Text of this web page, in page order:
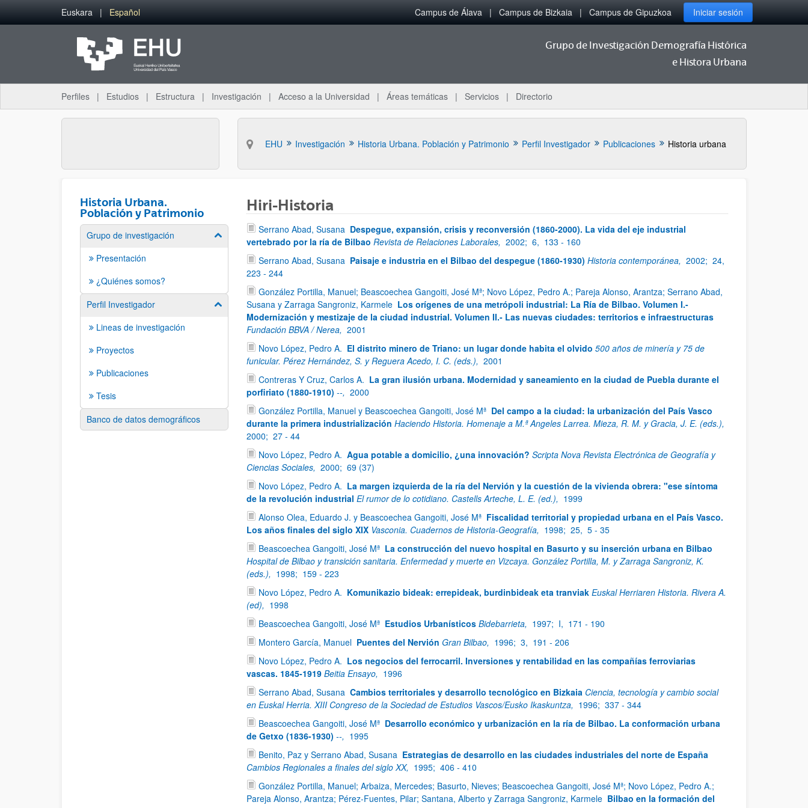
Saltar al contenido principal
Euskara Español Campus de Álava Campus de Bizkaia Campus de Gipuzkoa Iniciar sesión
Grupo de Investigación Demografía Histórica
e Histora Urbana
Perfiles Estudios Estructura Investigación Acceso a la Universidad Áreas temáticas Servicios Directorio
EHU Investigación Historia Urbana. Población y Patrimonio Perfil Investigador Publicaciones Historia urbana
Historia Urbana.
Población y Patrimonio
Grupo de investigación Mostrar/ocultar subpáginas
Presentación
¿Quiénes somos?
Perfil Investigador
Mostrar/ocultar subpáginas
Lineas de investigación
Proyectos
Publicaciones
Tesis
Banco de datos demográficos
Hiri-Historia
Serrano Abad, Susana Despegue, expansión, crisis y reconversión (1860-2000). La vida del eje industrial
vertebrado por la ría de Bilbao Revista de Relaciones Laborales, 2002; 6, 133 - 160
Serrano Abad, Susana Paisaje e industria en el Bilbao del despegue (1860-1930) Historia contemporánea, 2002; 24,
223 - 244
González Portilla, Manuel; Beascoechea Gangoiti, José Mª; Novo López, Pedro A.; Pareja Alonso, Arantza; Serrano Abad,
Susana y Zarraga Sangroniz, Karmele Los orígenes de una metrópoli industrial: La Ría de Bilbao. Volumen I.-
Modernización y mestizaje de la ciudad industrial. Volumen II.- Las nuevas ciudades: territorios e infraestructuras
Fundación BBVA / Nerea, 2001
Novo López, Pedro A. El distrito minero de Triano: un lugar donde habita el olvido 500 años de minería y 75 de
funicular. Pérez Hernández, S. y Reguera Acedo, I. C. (eds.), 2001
Contreras Y Cruz, Carlos A. La gran ilusión urbana. Modernidad y saneamiento en la ciudad de Puebla durante el
porfiriato (1880-1910) --, 2000
González Portilla, Manuel y Beascoechea Gangoiti, José Mª Del campo a la ciudad: la urbanización del País Vasco
durante la primera industrialización Haciendo Historia. Homenaje a M.ª Angeles Larrea. Mieza, R. M. y Gracia, J. E. (eds.),
2000; 27 - 44
Novo López, Pedro A. Agua potable a domicilio, ¿una innovación? Scripta Nova Revista Electrónica de Geografía y
Ciencias Sociales, 2000; 69 (37)
Novo López, Pedro A. La margen izquierda de la ría del Nervión y la cuestión de la vivienda obrera: "ese síntoma
de la revolución industrial El rumor de lo cotidiano. Castells Arteche, L. E. (ed.), 1999
Alonso Olea, Eduardo J. y Beascoechea Gangoiti, José Mª Fiscalidad territorial y propiedad urbana en el País Vasco.
Los años finales del siglo XIX Vasconia. Cuadernos de Historia-Geografía, 1998; 25, 5 - 35
Beascoechea Gangoiti, José Mª La construcción del nuevo hospital en Basurto y su inserción urbana en Bilbao
Hospital de Bilbao y transición sanitaria. Enfermedad y muerte en Vizcaya. González Portilla, M. y Zarraga Sangroniz, K.
(eds.), 1998; 159 - 223
Novo López, Pedro A. Komunikazio bideak: errepideak, burdinbideak eta tranviak Euskal Herriaren Historia. Rivera A.
(ed), 1998
Beascoechea Gangoiti, José Mª Estudios Urbanísticos Bidebarrieta, 1997; I, 171 - 190
Montero García, Manuel Puentes del Nervión Gran Bilbao, 1996; 3, 191 - 206
Novo López, Pedro A. Los negocios del ferrocarril. Inversiones y rentabilidad en las compañías ferroviarias
vascas. 1845-1919 Beitia Ensayo, 1996
Serrano Abad, Susana Cambios territoriales y desarrollo tecnológico en Bizkaia Ciencia, tecnología y cambio social
en Euskal Herria. XIII Congreso de la Sociedad de Estudios Vascos/Eusko Ikaskuntza, 1996; 337 - 344
Beascoechea Gangoiti, José Mª Desarrollo económico y urbanización en la ría de Bilbao. La conformación urbana
de Getxo (1836-1930) --, 1995
Benito, Paz y Serrano Abad, Susana Estrategias de desarrollo en las ciudades industriales del norte de España
Cambios Regionales a finales del siglo XX, 1995; 406 - 410
González Portilla, Manuel; Arbaiza, Mercedes; Basurto, Nieves; Beascoechea Gangoiti, José Mª; Novo López, Pedro A.;
Pareja Alonso, Arantza; Pérez-Fuentes, Pilar; Santana, Alberto y Zarraga Sangroniz, Karmele Bilbao en la formación del